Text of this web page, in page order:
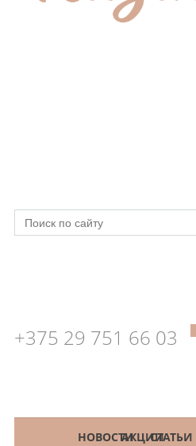
+375 29 751 66 03
КАТАЛОГНОВОСТИАКЦИИ